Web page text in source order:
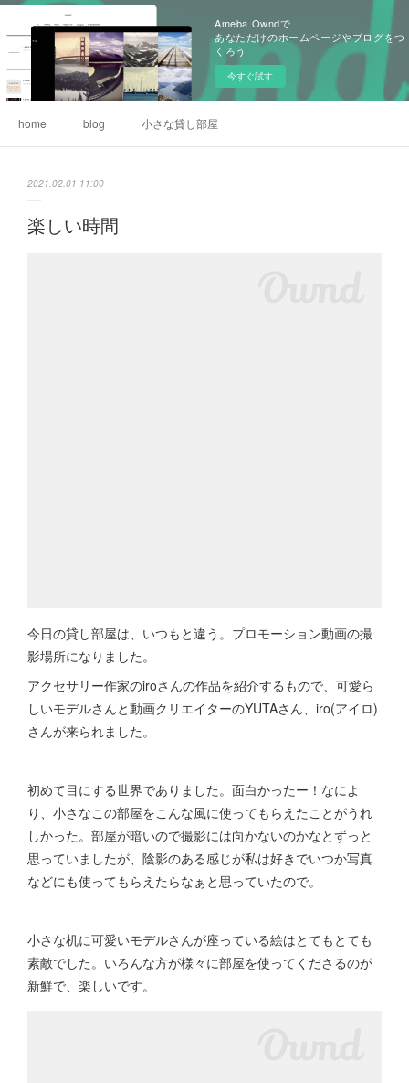
Ameba Owndで
あなただけのホームページやブログをつ
くろう
今すぐ試す
home blog 小さな貸し部屋
2021.02.01 11:00
楽しい時間
今日の貸し部屋は、いつもと違う。プロモーション動画の撮
影場所になりました。
アクセサリー作家のiroさんの作品を紹介するもので、可愛ら
しいモデルさんと動画クリエイターのYUTAさん、iro(アイロ)
さんが来られました。
初めて目にする世界でありました。面白かったー！なによ
り、小さなこの部屋をこんな風に使ってもらえたことがうれ
しかった。部屋が暗いので撮影には向かないのかなとずっと
思っていましたが、陰影のある感じが私は好きでいつか写真
などにも使ってもらえたらなぁと思っていたので。
小さな机に可愛いモデルさんが座っている絵はとてもとても
素敵でした。いろんな方が様々に部屋を使ってくださるのが
新鮮で、楽しいです。